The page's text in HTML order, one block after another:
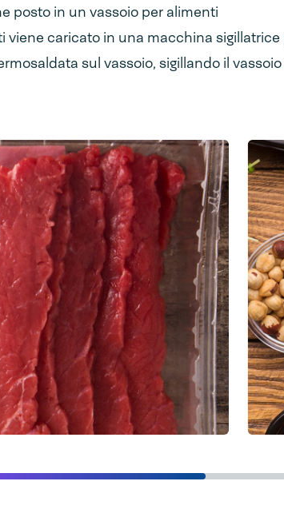
posto in un vassoio per alimenti
viene caricato in una macchina sigillatrice
sul vassoio, sigillando il